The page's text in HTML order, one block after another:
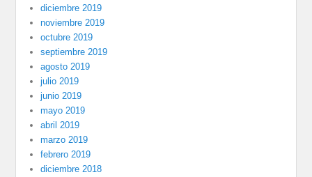
diciembre 2019
noviembre 2019
octubre 2019
septiembre 2019
agosto 2019
julio 2019
junio 2019
mayo 2019
abril 2019
marzo 2019
febrero 2019
diciembre 2018